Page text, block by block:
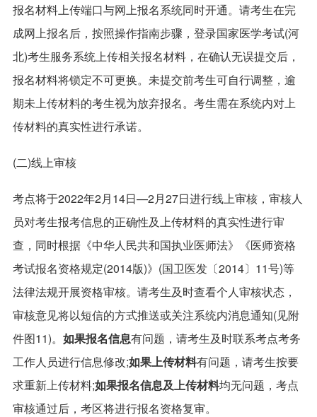
报名材料上传端口与网上报名系统同时开通。请考生在完
成网上报名后，按照操作指南步骤，登录国家医学考试(河
北)考生服务系统上传相关报名材料，在确认无误提交后，
报名材料将锁定不可更换。未提交前考生可自行调整，逾
期未上传材料的考生视为放弃报名。考生需在系统内对上
传材料的真实性进行承诺。
(二)线上审核
考点将于2022年2月14日—2月27日进行线上审核，审核人
员对考生报考信息的正确性及上传材料的真实性进行审
查，同时根据《中华人民共和国执业医师法》《医师资格
考试报名资格规定(2014版)》(国卫医发〔2014〕11号)等
法律法规开展资格审核。请考生及时查看个人审核状态，
审核意见将以短信的方式推送或关注系统内消息通知(见附
件图11)。 如果报名信息有问题，请考生及时联系考点考务
工作人员进行信息修改;如果上传材料有问题，请考生按要
求重新上传材料;如果报名信息及上传材料均无问题，考点
审核通过后，考区将进行报名资格复审。